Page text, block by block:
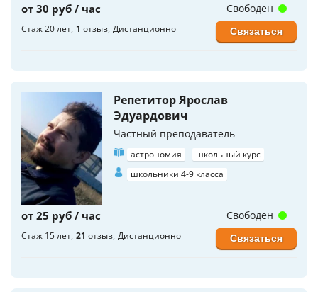
от 30 руб / час
Стаж 20 лет 1 отзыв Дистанционно
Свободен
Связаться
Репетитор Ярослав
Эдуардович
Частный преподаватель
астрономия
школьный курс
школьники 4-9 класса
от 25 руб / час
Стаж 15 лет 21 отзыв Дистанционно
Свободен
Связаться